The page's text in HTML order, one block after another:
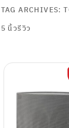
TAG ARCHIVES:
5 นิ้วรีวิว